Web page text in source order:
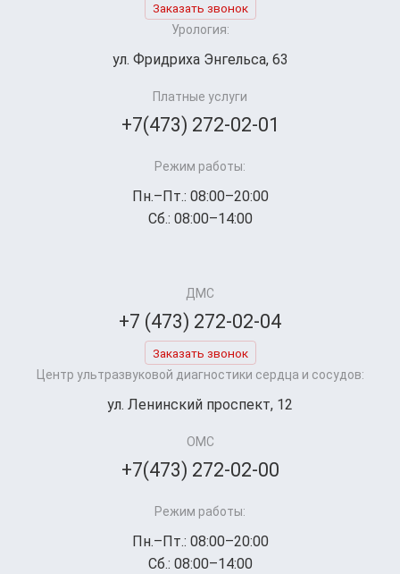
Заказать звонок
Урология:
ул. Фридриха Энгельса, 63
Платные услуги
+7(473) 272-02-01
Режим работы:
Пн.–Пт.: 08:00–20:00
Сб.: 08:00–14:00
ДМС
+7 (473) 272-02-04
Заказать звонок
Центр ультразвуковой диагностики сердца и сосудов:
ул. Ленинский проспект, 12
ОМС
+7(473) 272-02-00
Режим работы:
Пн.–Пт.: 08:00–20:00
Сб.: 08:00–14:00